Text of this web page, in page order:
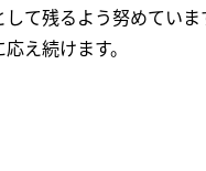
て残るよう努めてい
え続けます。